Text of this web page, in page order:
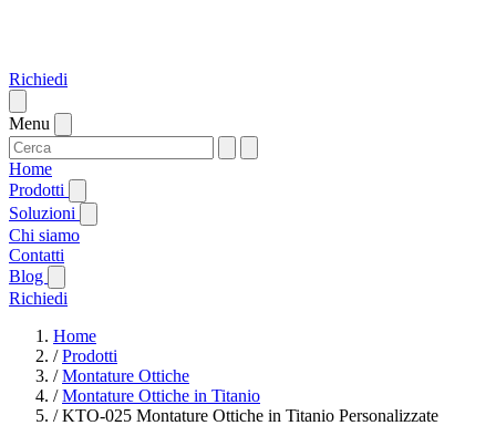
Richiedi
Menu
Home
Prodotti
Soluzioni
Chi siamo
Contatti
Blog
Richiedi
Home
/Prodotti
/Montature Ottiche
/Montature Ottiche in Titanio
/KTO-025 Montature Ottiche in Titanio Personalizzate